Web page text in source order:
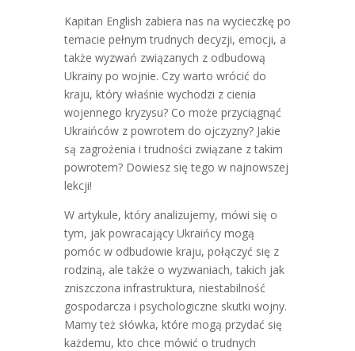
Kapitan English zabiera nas na wycieczkę po
temacie pełnym trudnych decyzji, emocji, a
także wyzwań związanych z odbudową
Ukrainy po wojnie. Czy warto wrócić do
kraju, który właśnie wychodzi z cienia
wojennego kryzysu? Co może przyciągnąć
Ukraińców z powrotem do ojczyzny? Jakie
są zagrożenia i trudności związane z takim
powrotem? Dowiesz się tego w najnowszej
lekcji!
W artykule, który analizujemy, mówi się o
tym, jak powracający Ukraińcy mogą
pomóc w odbudowie kraju, połączyć się z
rodziną, ale także o wyzwaniach, takich jak
zniszczona infrastruktura, niestabilność
gospodarcza i psychologiczne skutki wojny.
Mamy też słówka, które mogą przydać się
każdemu, kto chce mówić o trudnych